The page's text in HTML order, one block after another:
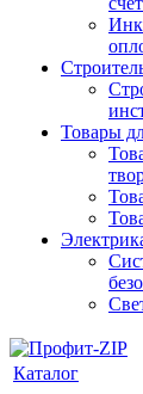
Товары
Каталог